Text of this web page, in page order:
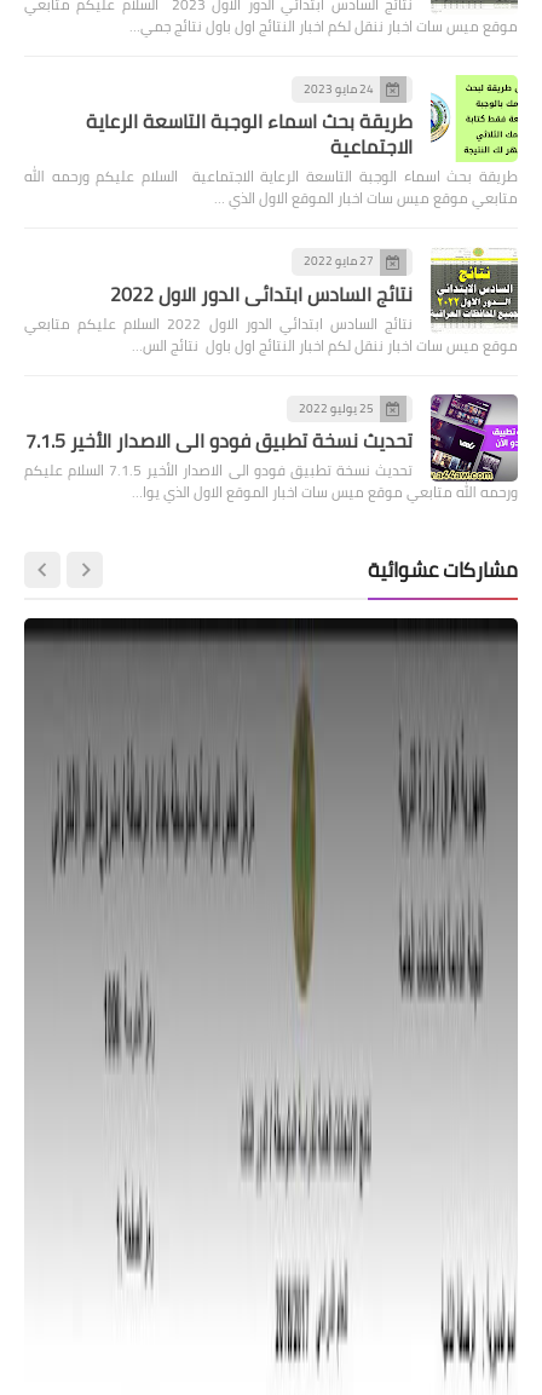
موقع ميس سات اخبار ننقل لكم اخبار النتائج اول باول نتائج جمي…
24 مايو 2023
طريقة بحث اسماء الوجبة التاسعة الرعاية
الاجتماعية
طريقة بحث اسماء الوجبة التاسعة الرعاية الاجتماعية السلام عليكم ورحمه الله
متابعي موقع ميس سات اخبار الموقع الاول الذي …
27 مايو 2022
نتائج السادس ابتدائي الدور الاول 2022
نتائج السادس ابتدائي الدور الاول 2022 السلام عليكم متابعي
موقع ميس سات اخبار ننقل لكم اخبار النتائج اول باول نتائج الس…
25 يوليو 2022
تحديث نسخة تطبيق فودو الى الاصدار الأخير 7.1.5
تحديث نسخة تطبيق فودو الى الاصدار الأخير 7.1.5 السلام عليكم
ورحمه الله متابعي موقع ميس سات اخبار الموقع الاول الذي يوا…
مشاركات عشوائية